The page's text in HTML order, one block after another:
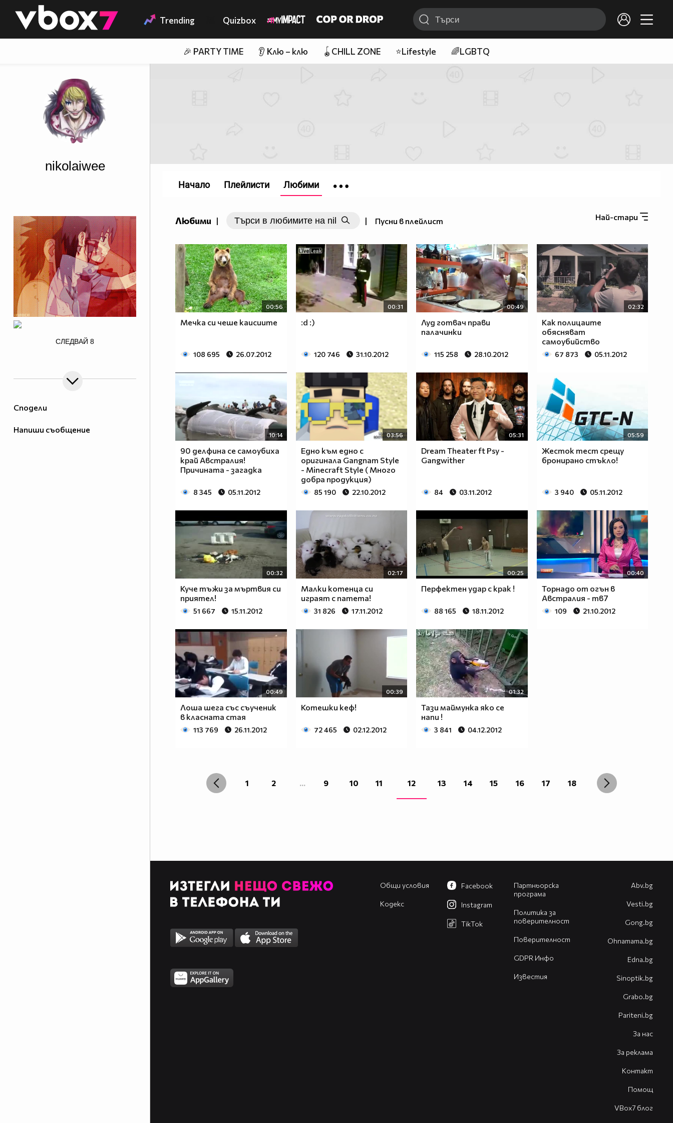
👾 Trending Quizbox
🎉 PARTY TIME 👂 Клю – клю 🪀CHILL ZONE ⭐Lifestyle 🌈LGBTQ
Сподели
Напиши съобщение
nikolaiwee
СЛЕДВАЙ 8
Любими | | Пусни в плейлист Най-стари
00:56
Мечка си чеше каисиите
108 695 26.07.2012
00:31
:d :)
120 746 31.10.2012
00:49
Луд готвач прави
палачинки
115 258 28.10.2012
02:32
Как полицаите
обясняват
самоубийство
67 873 05.11.2012
10:14
90 делфина се самоубиха
край Австралия!
Причината - загадка
8 345 05.11.2012
03:56
Едно към едно с
оригинала Gangnam Style
- Minecraft Style ( Много
добра продукция)
85 190 22.10.2012
05:31
Dream Theater ft Psy -
Gangwither
84 03.11.2012
05:59
Жесток тест срещу
бронирано стъкло!
3 940 05.11.2012
00:32
Куче тъжи за мъртвия си
приятел!
51 667 15.11.2012
02:17
Малки котенца си
играят с патета!
31 826 17.11.2012
00:25
Перфектен удар с крак !
88 165 18.11.2012
00:40
Торнадо от огън в
Австралия - тв7
109 21.10.2012
00:49
Лоша шега със съученик
в класната стая
113 769 26.11.2012
00:39
Котешки кеф!
72 465 02.12.2012
01:32
Тази маймунка яко се
напи !
3 841 04.12.2012
1 2 ... 9 10 11 12 13 14 15 16 17 18
Начало Плейлисти Любими
Общи условия
Кодекс
Партньорска
програма
Политика за
поверителност
Поверителност
GDPR Инфо
Известия
Facebook
Instagram
TikTok
Abv.bg
Vesti.bg
Gong.bg
Оhnamama.bg
Edna.bg
Sinoptik.bg
Grabo.bg
Pariteni.bg
За нас
За реклама
Контакт
Помощ
VBox7 блог